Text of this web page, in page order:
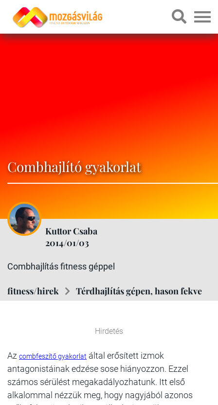
Combhajlító gyakorlat
Kuttor Csaba
2014/01/03
Combhajlítás fitness géppel
fitness/hirek Térdhajlítás gépen, hason fekve
Hirdetés
Az combfeszítő gyakorlat által erősített izmok
antagonistáinak edzése sose hiányozzon. Ezzel
számos sérülést megakadályozhatunk. Itt első
alkalommal nézzük meg, hogy nagyjából azonos